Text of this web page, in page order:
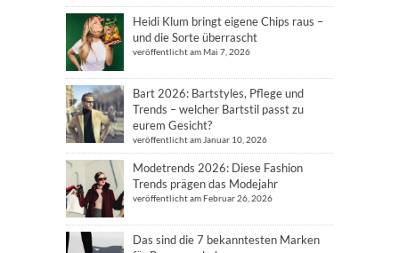
Heidi Klum bringt eigene Chips raus –
und die Sorte überrascht
veröffentlicht am Mai 7, 2026
Bart 2026: Bartstyles, Pflege und
Trends – welcher Bartstil passt zu
eurem Gesicht?
veröffentlicht am Januar 10, 2026
Modetrends 2026: Diese Fashion
Trends prägen das Modejahr
veröffentlicht am Februar 26, 2026
Das sind die 7 bekanntesten Marken